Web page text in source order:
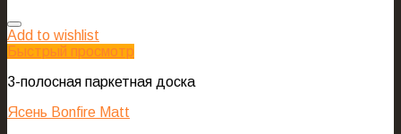
Add to wishlist
Быстрый просмотр
3-полосная паркетная доска
Ясень Bonfire Matt